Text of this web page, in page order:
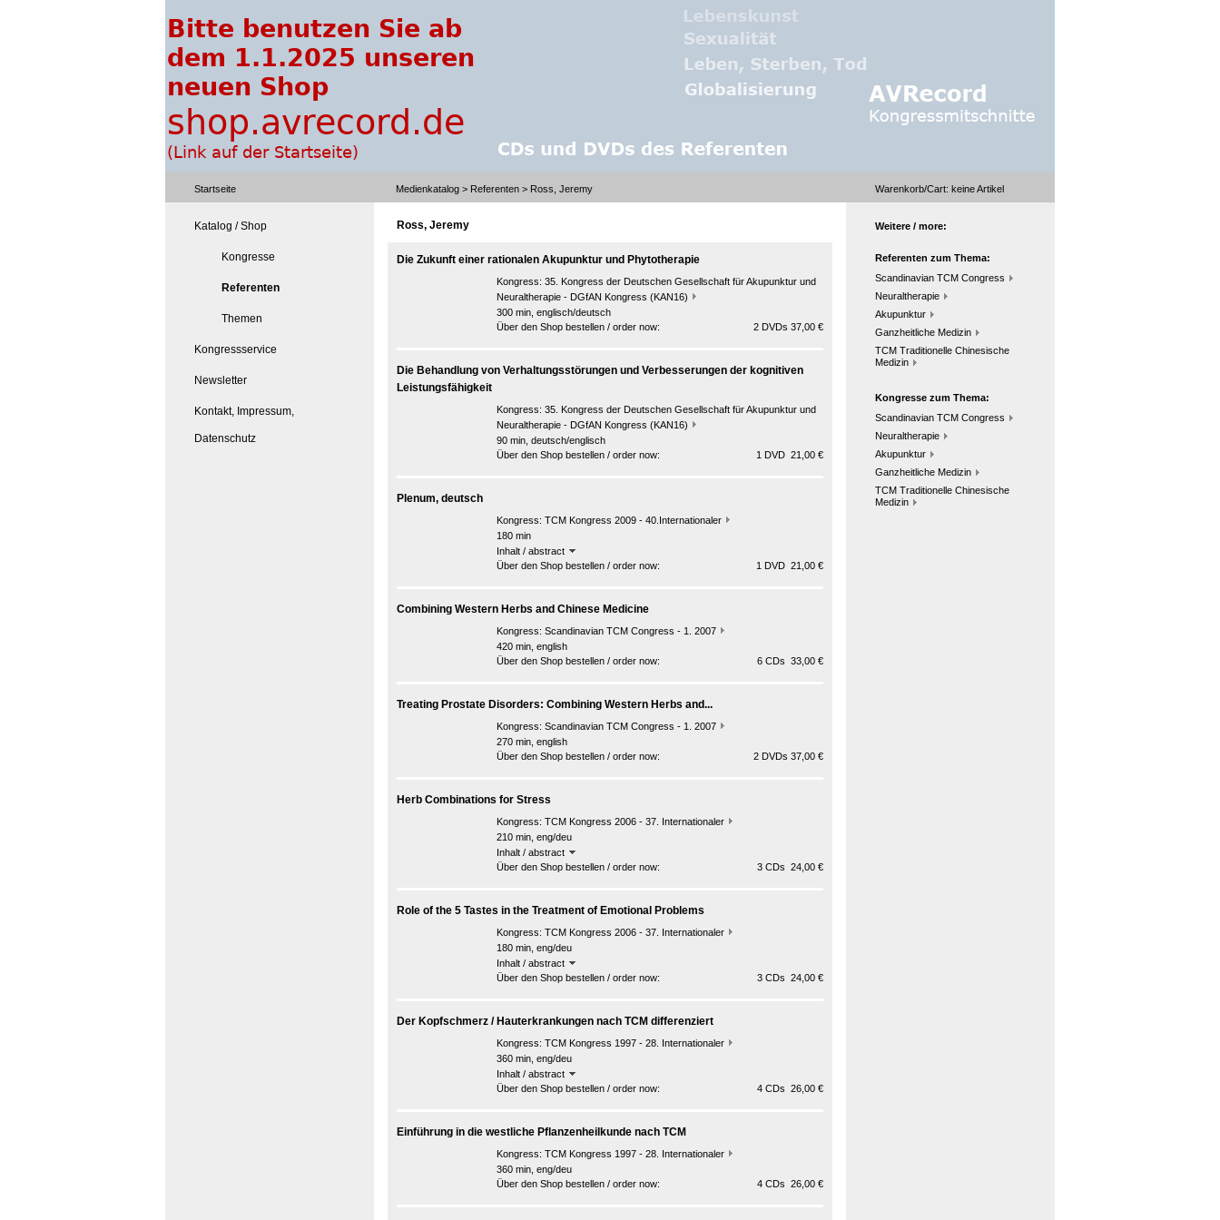
Startseite Medienkatalog > Referenten > Ross, Jeremy Warenkorb/Cart: keineArtikel
Katalog / Shop
Kongresse
Referenten
Themen
Kongressservice
Newsletter
Kontakt, Impressum,
Datenschutz
Ross, Jeremy
Die Zukunft einer rationalen Akupunktur und Phytotherapie
Kongress: 35. Kongress der Deutschen Gesellschaft für Akupunktur und
Neuraltherapie - DGfAN Kongress (KAN16)
300 min, englisch/deutsch
Über den Shop bestellen / order now:
2 DVDs 37,00 €
Die Behandlung von Verhaltungsstörungen und Verbesserungen der kognitiven
Leistungsfähigkeit
Kongress: 35. Kongress der Deutschen Gesellschaft für Akupunktur und
Neuraltherapie - DGfAN Kongress (KAN16)
90 min, deutsch/englisch
Über den Shop bestellen / order now:
1 DVD 21,00 €
Plenum, deutsch
Kongress: TCM Kongress 2009 - 40.Internationaler
180 min
Inhalt / abstract
Über den Shop bestellen / order now:
1 DVD 21,00 €
Combining Western Herbs and Chinese Medicine
Kongress: Scandinavian TCM Congress - 1. 2007
420 min, english
Über den Shop bestellen / order now:
6 CDs 33,00 €
Treating Prostate Disorders: Combining Western Herbs and...
Kongress: Scandinavian TCM Congress - 1. 2007
270 min, english
Über den Shop bestellen / order now:
2 DVDs 37,00 €
Herb Combinations for Stress
Kongress: TCM Kongress 2006 - 37. Internationaler
210 min, eng/deu
Inhalt / abstract
Über den Shop bestellen / order now:
3 CDs 24,00 €
Role of the 5 Tastes in the Treatment of Emotional Problems
Kongress: TCM Kongress 2006 - 37. Internationaler
180 min, eng/deu
Inhalt / abstract
Über den Shop bestellen / order now:
3 CDs 24,00 €
Der Kopfschmerz / Hauterkrankungen nach TCM differenziert
Kongress: TCM Kongress 1997 - 28. Internationaler
360 min, eng/deu
Inhalt / abstract
Über den Shop bestellen / order now:
4 CDs 26,00 €
Einführung in die westliche Pflanzenheilkunde nach TCM
Kongress: TCM Kongress 1997 - 28. Internationaler
360 min, eng/deu
Über den Shop bestellen / order now:
4 CDs 26,00 €
Weitere / more:
Referenten zum Thema:
Scandinavian TCM Congress
Neuraltherapie
Akupunktur
Ganzheitliche Medizin
TCM Traditionelle Chinesische
Medizin
Kongresse zum Thema:
Scandinavian TCM Congress
Neuraltherapie
Akupunktur
Ganzheitliche Medizin
TCM Traditionelle Chinesische
Medizin